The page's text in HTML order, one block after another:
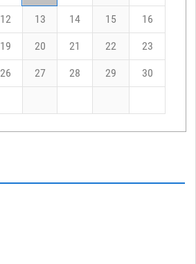
12 13 14 15 16
19 20 21 22 23
26 27 28 29 30